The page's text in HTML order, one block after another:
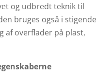
og udbredt teknik til
bruges også i stigende
af overflader på plast,